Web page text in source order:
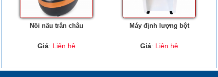
Nồi nấu trân châu
Giá: Liên hệ
Máy định lượng bột
Giá: Liên hệ